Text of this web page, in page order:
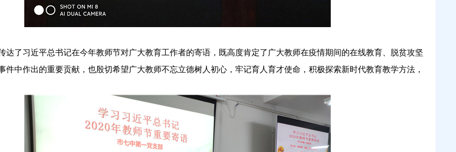
达了习近平总书记在今年教师节对广大教育工作者的寄语，既高度肯定了广大教师在疫情期间的在线教育、脱贫攻坚
件中作出的重要贡献，也殷切希望广大教师不忘立德树人初心，牢记育人育才使命，积极探索新时代教育教学方法，